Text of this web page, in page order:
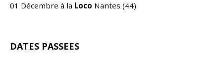
01 Décembre à la Loco Nantes (44)
DATES PASSEES